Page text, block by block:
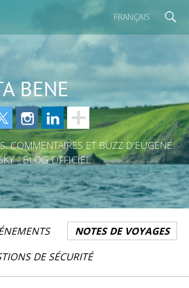
FRANÇAIS
BENE
COMMENTAIRES ET BUZZ D'EUGENE
- BLOG OFFICIEL
NOTES DE VOYAGES
DE SÉCURITÉ